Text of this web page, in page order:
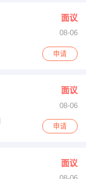
面议
08-06
申请
面议
08-06
申请
面议